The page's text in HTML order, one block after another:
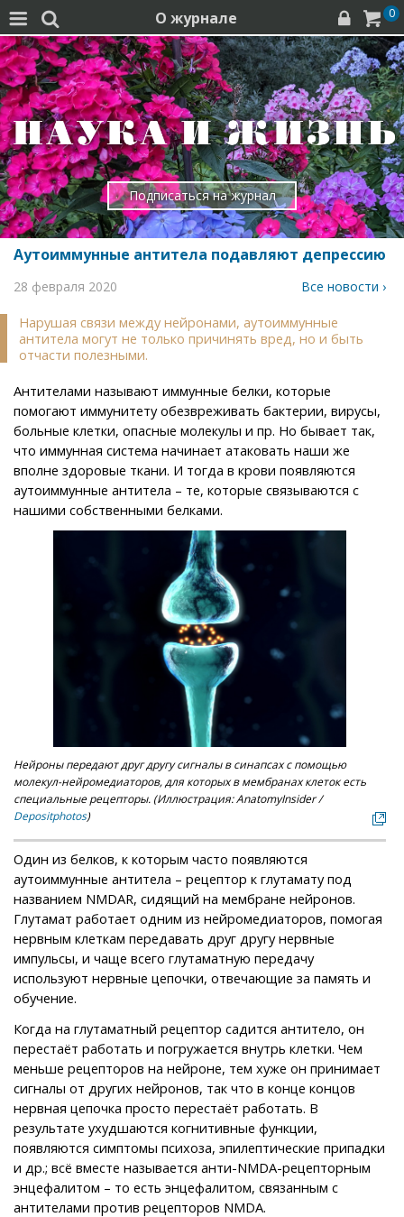
  О журнале   0
Подписаться на журнал
Аутоиммунные антитела подавляют депрессию
28 февраля 2020 Все новости ›
Нарушая связи между нейронами, аутоиммунные
антитела могут не только причинять вред, но и быть
отчасти полезными.
Антителами называют иммунные белки, которые
помогают иммунитету обезвреживать бактерии, вирусы,
больные клетки, опасные молекулы и пр. Но бывает так,
что иммунная система начинает атаковать наши же
вполне здоровые ткани. И тогда в крови появляются
аутоиммунные антитела – те, которые связываются с
нашими собственными белками.
Нейроны передают друг другу сигналы в синапсах с помощью
молекул-нейромедиаторов, для которых в мембранах клеток есть
специальные рецепторы. (Иллюстрация: AnatomyInsider /
Depositphotos)
Один из белков, к которым часто появляются
аутоиммунные антитела – рецептор к глутамату под
названием NMDAR, сидящий на мембране нейронов.
Глутамат работает одним из нейромедиаторов, помогая
нервным клеткам передавать друг другу нервные
импульсы, и чаще всего глутаматную передачу
используют нервные цепочки, отвечающие за память и
обучение.
Когда на глутаматный рецептор садится антитело, он
перестаёт работать и погружается внутрь клетки. Чем
меньше рецепторов на нейроне, тем хуже он принимает
сигналы от других нейронов, так что в конце концов
нервная цепочка просто перестаёт работать. В
результате ухудшаются когнитивные функции,
появляются симптомы психоза, эпилептические припадки
и др.; всё вместе называется анти-NMDA-рецепторным
энцефалитом – то есть энцефалитом, связанным с
антителами против рецепторов NMDA.